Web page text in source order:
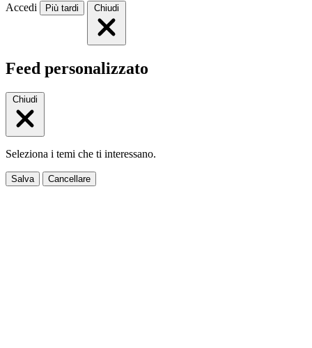
Accedi Più tardi Chiudi
Feed personalizzato
Chiudi
Seleziona i temi che ti interessano.
Salva Cancellare